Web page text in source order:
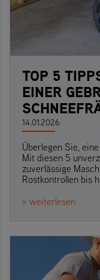
TOP 5
EINER
14.01.2026
Überlegen Sie,
Mit diesen 5
zuverlässige
Rostkontrollen bis
» weiterlesen